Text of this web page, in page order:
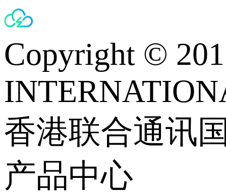
Copyright ©
香港联合通讯
产品中心